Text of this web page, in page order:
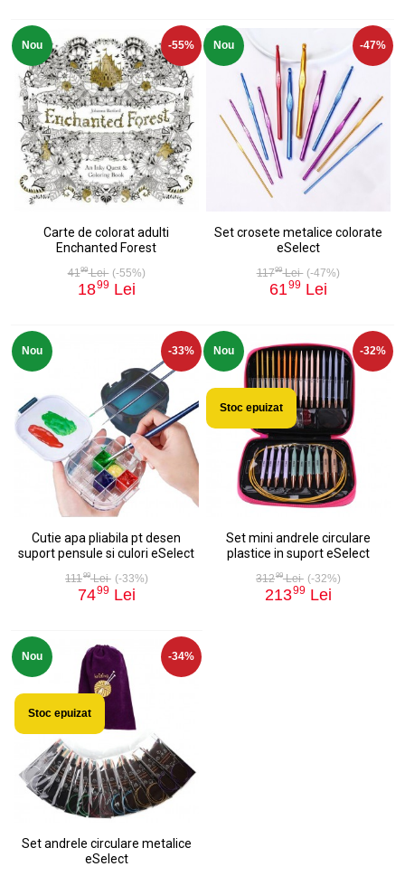
Nou -55%
Carte de colorat adulti
Enchanted Forest
4199Lei (-55%)
1899 Lei
Nou -47%
Set crosete metalice colorate
eSelect
11799Lei (-47%)
6199 Lei
Nou -33%
Cutie apa pliabila pt desen
suport pensule si culori eSelect
11199Lei (-33%)
7499 Lei
Nou -32%
Stoc epuizat
Set mini andrele circulare
plastice in suport eSelect
31299Lei (-32%)
21399 Lei
Nou -34%
Stoc epuizat
Set andrele circulare metalice
eSelect